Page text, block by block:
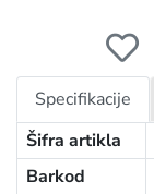
Specifikacije
Šifra artikla
Barkod